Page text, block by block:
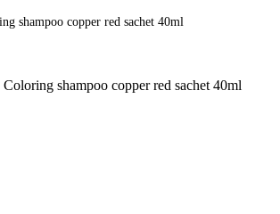
shampoo copper red sachet 40ml